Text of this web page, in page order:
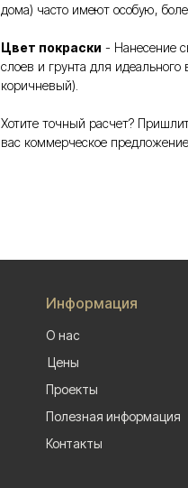
дома) часто имеют особую,
Цвет покраски - Нанесение
слоев и грунта для
коричневый).
Хотите точный расчет?
вас коммерческое
Информация
О нас
Цены
Проекты
Полезная информация
Контакты